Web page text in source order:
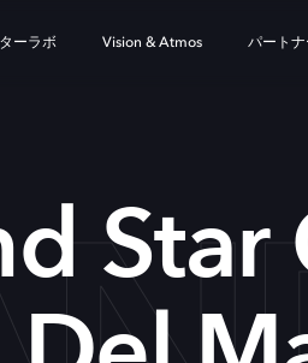
ーラボ Vision & Atmos パートナ
Star